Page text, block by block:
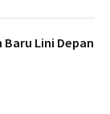
Lini Depan